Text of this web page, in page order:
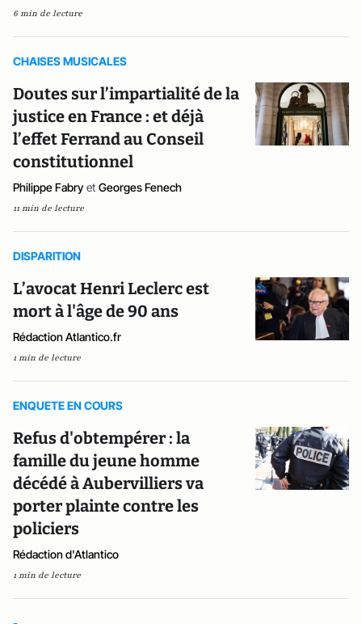
6 min de lecture
CHAISES MUSICALES
Doutes sur l’impartialité de la
justice en France : et déjà
l’effet Ferrand au Conseil
constitutionnel
Philippe Fabry et Georges Fenech
11 min de lecture
DISPARITION
L’avocat Henri Leclerc est
mort à l'âge de 90 ans
Rédaction Atlantico.fr
1 min de lecture
ENQUETE EN COURS
Refus d'obtempérer : la
famille du jeune homme
décédé à Aubervilliers va
porter plainte contre les
policiers
Rédaction d'Atlantico
1 min de lecture